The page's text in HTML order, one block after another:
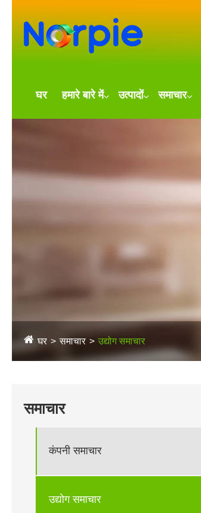
घर हमारे बारे में उत्पादों समाचार
घर समाचार उद्योग समाचार
समाचार
कंपनी समाचार
उद्योग समाचार